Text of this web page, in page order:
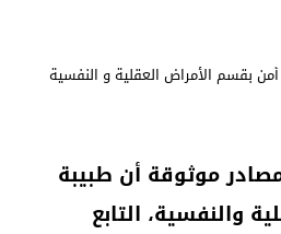
موثوقة أن طبيبة
والنفسية، التابع